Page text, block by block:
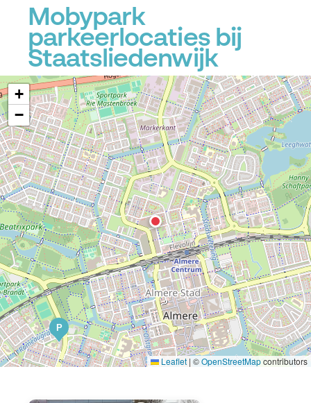
Mobypark
parkeerlocaties bij
Staatsliedenwijk
P
+
−
Leaflet | ©OpenStreetMapcontributors